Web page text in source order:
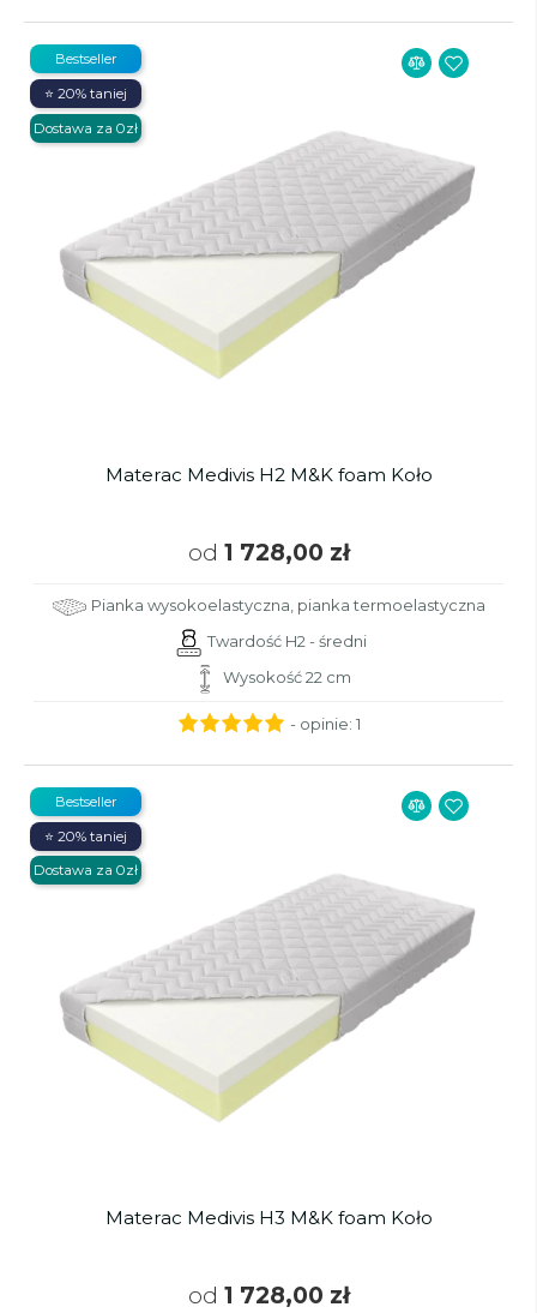
Materac Medivis H2 M&K foam Koło
od 1 728,00 zł
Pianka wysokoelastyczna, pianka termoelastyczna
Twardość H2 - średni
Wysokość 22 cm
Bestseller
⭐ 20% taniej
Dostawa za 0zł
- opinie: 1
Materac Medivis H3 M&K foam Koło
od 1 728,00 zł
Bestseller
⭐ 20% taniej
Dostawa za 0zł